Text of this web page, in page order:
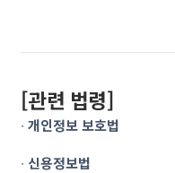
[관련 법령]
∙ 개인정보 보호법
∙ 신용정보법